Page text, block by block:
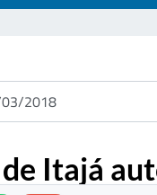
2018
Itajá